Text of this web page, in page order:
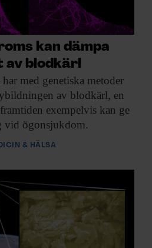
kan dämpa
av blodkärl
har med genetiska metoder
av blodkärl, en
exempelvis kan ge
vid ögonsjukdom.
& HÄLSA